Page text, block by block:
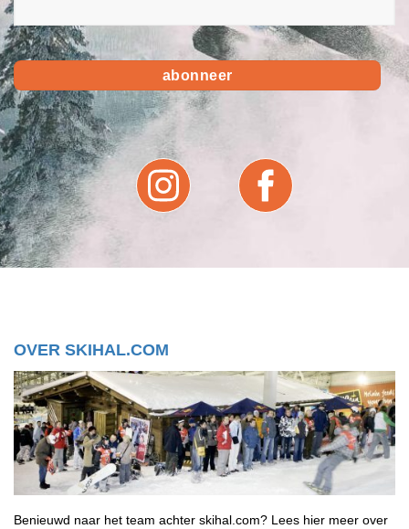
OVER SKIHAL.COM
Benieuwd naar het team achter skihal.com? Lees hier meer over